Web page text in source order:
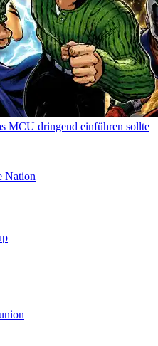
MCU dringend einführen sollte
Nation